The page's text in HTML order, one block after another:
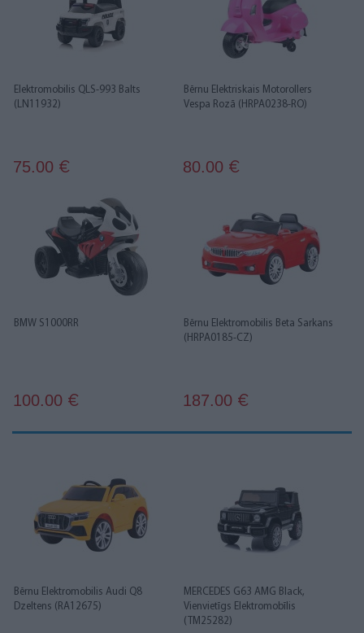
Elektromobilis QLS-993 Balts
(LN11932)
75.00 €
Bērnu Elektriskais Motorollers
Vespa Rozā (HRPA0238-RO)
80.00 €
BMW S1000RR
100.00 €
Bērnu Elektromobilis Beta Sarkans
(HRPA0185-CZ)
187.00 €
Bērnu Elektromobilis Audi Q8
Dzeltens (RA12675)
MERCEDES G63 AMG Black,
Vienvietīgs Elektromobīlis
(TM25282)